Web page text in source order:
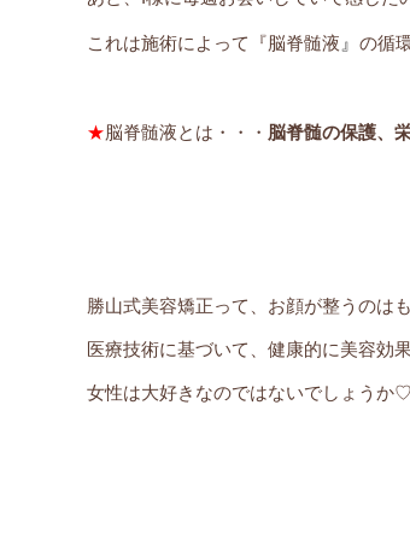
これは施術によって『脳脊髄液 』 の循
★脳脊髄液とは・・・ 脳脊髄の保護、
勝山式美容矯正って、お顔が整うのは
医療技術に基づいて、健康的に美容効
女性は大好きなのではないでしょうか♡